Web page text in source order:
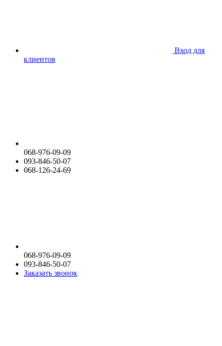
Вход для
клиентов
068-976-09-09
093-846-50-07
068-126-24-69
068-976-09-09
093-846-50-07
Заказать звонок